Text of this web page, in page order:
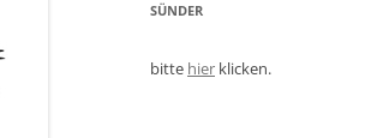
SÜNDER
bitte hier klicken.